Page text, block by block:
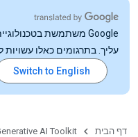
עליך. בתרגומים כאלו עשויות
דף הבית AI Toolkit